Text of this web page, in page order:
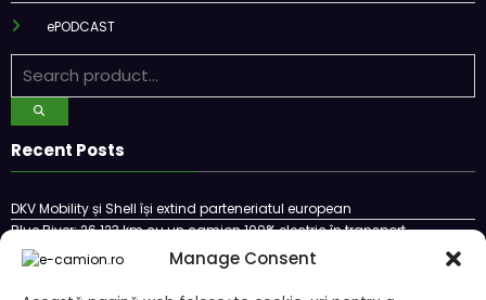
Manage Consent
ePODCAST
Recent Posts
DKV Mobility și Shell își extind parteneriatul european
Blue River: 26.123 km cu un camion 100% electric în transport
internațional
Proiectul Revoy prinde contur
Sailun își extinde gama de anvelope pentru camioane